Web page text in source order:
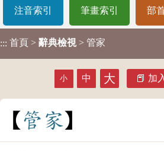
注音索引 筆畫索引 部
::: 首頁 > 辭典檢視 > 管家
小 中 大 加
管 家